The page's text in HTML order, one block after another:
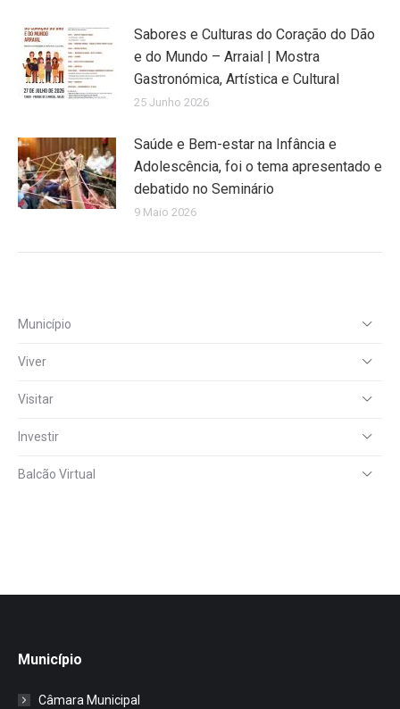
Sabores e Culturas do Coração do Dão
e do Mundo – Arraial | Mostra
Gastronómica, Artística e Cultural
25 Junho 2026
Saúde e Bem-estar na Infância e
Adolescência, foi o tema apresentado e
debatido no Seminário
9 Maio 2026
Município
Viver
Visitar
Investir
Balcão Virtual
Município
Câmara Municipal